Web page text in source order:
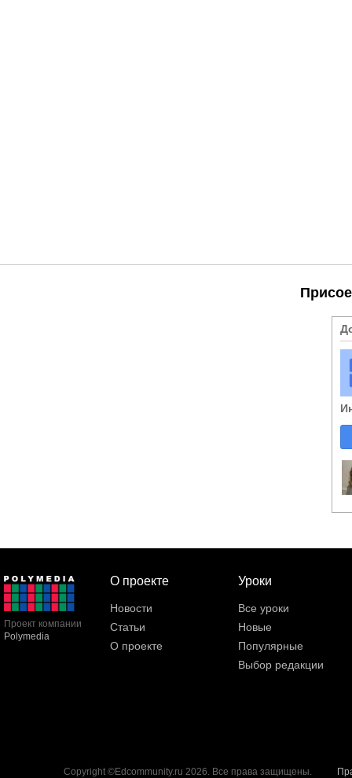
Проект компании
Polymedia
О проекте
Новости
Статьи
О проекте
Уроки
Все уроки
Новые
Популярные
Выбор редакции
Copyright ©Edcommunity.ru 2026. Все права защищены.